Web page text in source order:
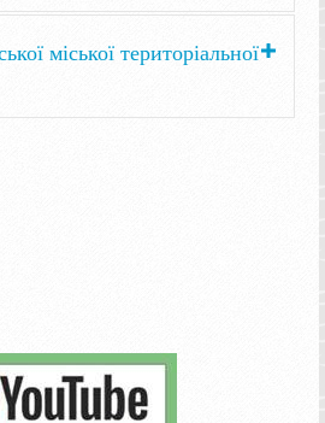
міської територіальної